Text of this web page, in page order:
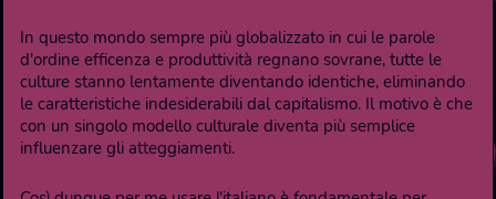
In questo mondo sempre più globalizzato in cui le parole
d'ordine efficenza e produttività regnano sovrane, tutte le
culture stanno lentamente diventando identiche, eliminando
le caratteristiche indesiderabili dal capitalismo. Il motivo è che
con un singolo modello culturale diventa più semplice
influenzare gli atteggiamenti.